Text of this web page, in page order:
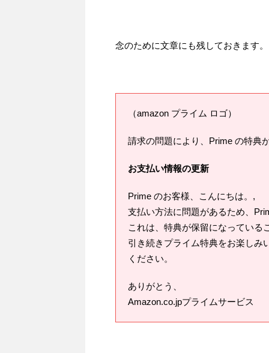
念のために文章にも残しておきます。
（amazon プライム ロゴ）
請求の問題により、Prime の特典
お支払い情報の更新
Prime のお客様、こんにちは。,
支払い方法に問題があるため、
これは、特典が保留になっている
引き続きプライム特典をお楽しみ
ください。
ありがとう、
Amazon.co.jpプライムサービス